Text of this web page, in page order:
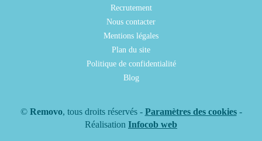
Recrutement
Nous contacter
Mentions légales
Plan du site
Politique de confidentialité
Blog
© Removo, tous droits réservés - Paramètres des cookies-
Réalisation Infocob web